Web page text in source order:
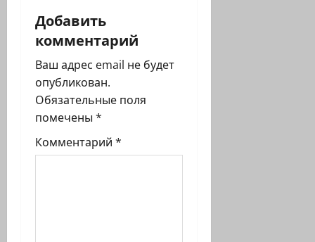
а
ц
и
я
з
а
Добавить
комментарий
Ваш адрес email не будет
опубликован.
Обязательные поля
помечены *
Комментарий *